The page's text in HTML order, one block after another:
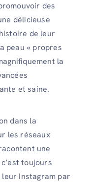
des
délicieuse
de leur
peau « propres
la
et saine.
dans la
les réseaux
une
toujours
Instagram par